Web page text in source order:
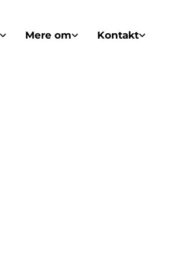
Mere om Kontakt